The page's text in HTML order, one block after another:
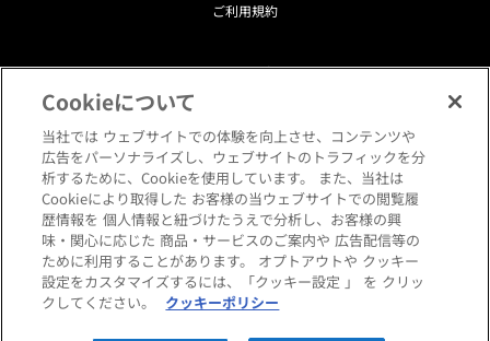
Copyright © HANKYU HOME STYLING Co.,LTD All rights reserved.
ご利用規約
プライバシーポリシー
クッキーポリシー
閲覧環境について
サイトマップ
Cookieについて
当社では ウェブサイトでの体験を向上させ、コンテンツや
広告をパーソナライズし、ウェブサイトのトラフィックを分
析するために、Cookieを使用しています。 また、当社は
Cookieにより取得した お客様の当ウェブサイトでの閲覧履
歴情報を 個人情報と紐づけたうえで分析し、お客様の興
味・関心に応じた 商品・サービスのご案内や 広告配信等の
ために利用することがあります。 オプトアウトや クッキー
設定をカスタマイズするには、「クッキー設定 」 を クリッ
クしてください。
クッキーポリシー